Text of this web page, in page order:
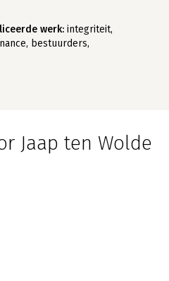
werk: integriteit,
bestuurders,
Jaap ten Wolde